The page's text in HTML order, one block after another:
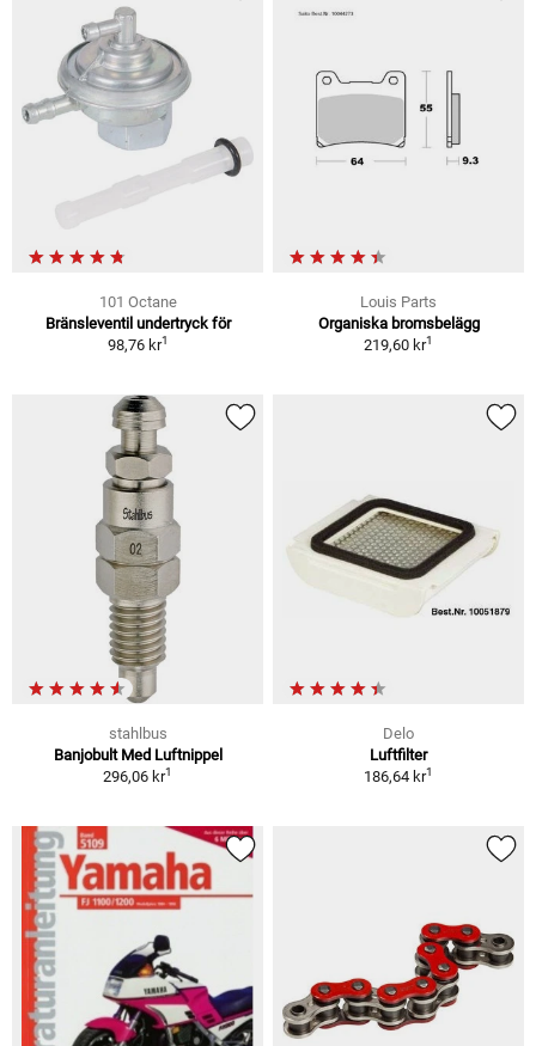
101 Octane
Bränsleventil undertryck för
98,76 kr1
Louis Parts
Organiska bromsbelägg
219,60 kr1
stahlbus
Banjobult Med Luftnippel
296,06 kr1
Delo
Luftfilter
186,64 kr1